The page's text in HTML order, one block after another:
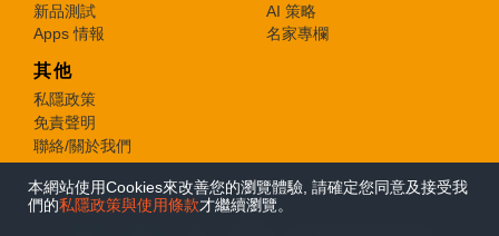
新品測試
Apps 情報
AI 策略
名家專欄
其他
私隱政策
免責聲明
聯絡/關於我們
© 2026 e-zone. All Rights Reserved.
本網站使用Cookies來改善您的瀏覽體驗, 請確定您同意及接受我
們的私隱政策與使用條款才繼續瀏覽。